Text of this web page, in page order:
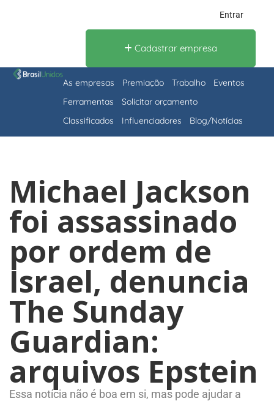
Entrar
Cadastrar empresa
As empresas Premiação Trabalho
Eventos
Ferramentas
Solicitar orçamento
Classificados
Influenciadores Blog/Notícias
Michael Jackson
foi assassinado
por ordem de
Israel, denuncia
The Sunday
Guardian:
arquivos Epstein
Essa notícia não é boa em si, mas pode ajudar a